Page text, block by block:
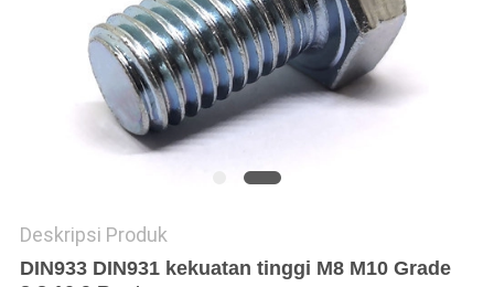
Deskripsi Produk
DIN933 DIN931 kekuatan tinggi M8 M10 Grade